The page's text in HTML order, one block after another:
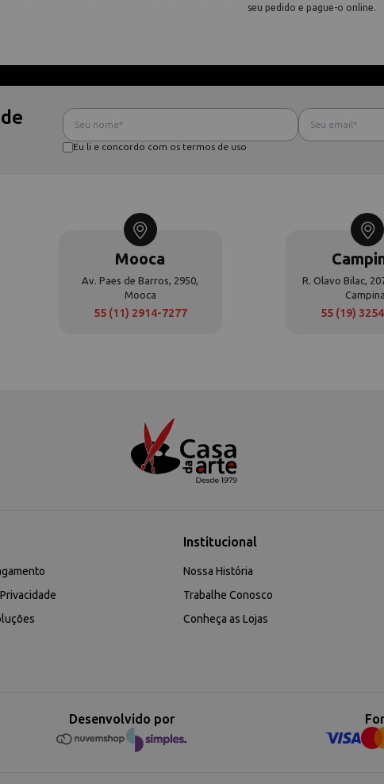
seu pedido e pague-o online.
Eu li e concordo com os termos de uso
Mooca
Av. Paes de Barros, 2950,
Mooca
55 (11) 2914-7277
R. Olavo Bilac,
55 (19)
Institucional
Nossa História
Trabalhe Conosco
Conheça as Lojas
Desenvolvido por